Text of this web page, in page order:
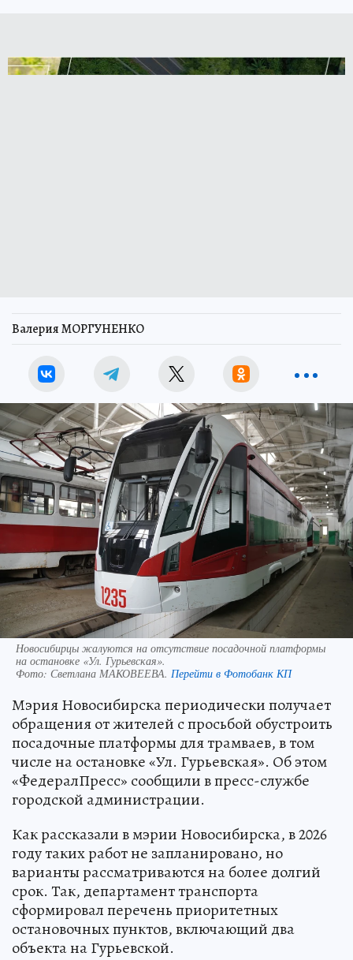
Валерия МОРГУНЕНКО
Новосибирцы жалуются на отсутствие посадочной платформы
на остановке «Ул. Гурьевская».
Фото: Светлана МАКОВЕЕВА. Перейти в Фотобанк КП
Мэрия Новосибирска периодически получает
обращения от жителей с просьбой обустроить
посадочные платформы для трамваев, в том
числе на остановке «Ул. Гурьевская». Об этом
«ФедералПресс» сообщили в пресс-службе
городской администрации.
Как рассказали в мэрии Новосибирска, в 2026
году таких работ не запланировано, но
варианты рассматриваются на более долгий
срок. Так, департамент транспорта
сформировал перечень приоритетных
остановочных пунктов, включающий два
объекта на Гурьевской.